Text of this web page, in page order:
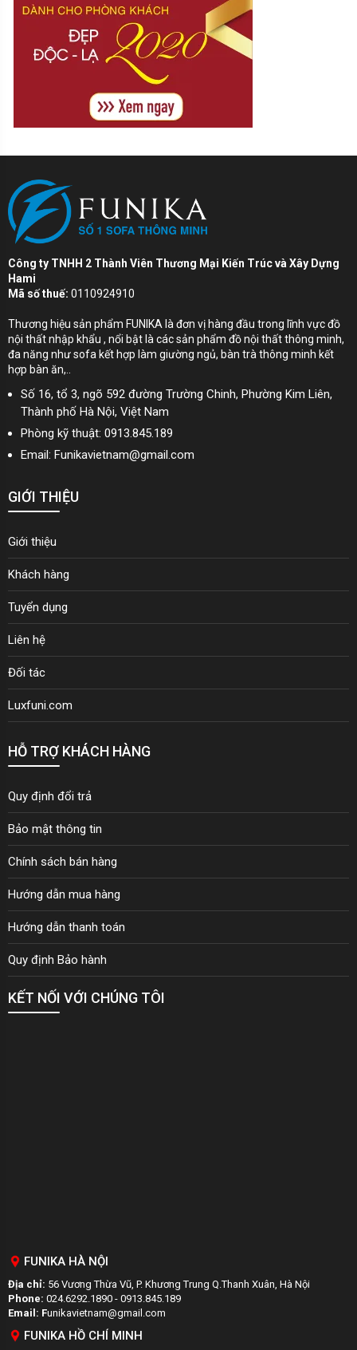
Công ty TNHH 2 Thành Viên Thương Mại Kiến Trúc và Xây Dựng
Hami
Mã số thuế: 0110924910
Thương hiệu sản phẩm FUNIKA là đơn vị hàng đầu trong lĩnh vực đồ
nội thất nhập khẩu , nổi bật là các sản phẩm đồ nội thất thông minh,
đa năng như sofa kết hợp làm giường ngủ, bàn trà thông minh kết
hợp bàn ăn,..
Số 16, tổ 3, ngõ 592 đường Trường Chinh, Phường Kim Liên,
Thành phố Hà Nội, Việt Nam
Phòng kỹ thuật: 0913.845.189
Email: Funikavietnam@gmail.com
GIỚI THIỆU
Giới thiệu
Khách hàng
Tuyển dụng
Liên hệ
Đối tác
Luxfuni.com
HỖ TRỢ KHÁCH HÀNG
Quy định đổi trả
Bảo mật thông tin
Chính sách bán hàng
Hướng dẫn mua hàng
Hướng dẫn thanh toán
Quy định Bảo hành
KẾT NỐI VỚI CHÚNG TÔI
FUNIKA HÀ NỘI
Địa chỉ: 56 Vương Thừa Vũ, P. Khương Trung Q.Thanh Xuân, Hà Nội
Phone: 024.6292.1890 - 0913.845.189
Email: Funikavietnam@gmail.com
FUNIKA HỒ CHÍ MINH